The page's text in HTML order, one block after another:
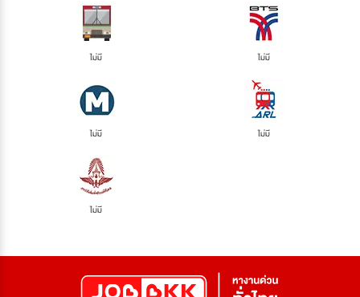
ไม่มี ไม่มี
ไม่มี ไม่มี
ไม่มี